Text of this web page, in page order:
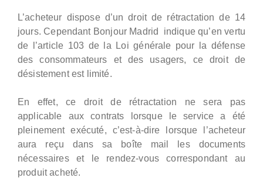
L’acheteur dispose d’un droit de rétractation de 14
jours. Cependant Bonjour Madrid indique qu’en vertu
de l’article 103 de la Loi générale pour la défense
des consommateurs et des usagers, ce droit de
désistement est limité.
En effet, ce droit de rétractation ne sera pas
applicable aux contrats lorsque le service a été
pleinement exécuté, c’est-à-dire lorsque l’acheteur
aura reçu dans sa boîte mail les documents
nécessaires et le rendez-vous correspondant au
produit acheté.